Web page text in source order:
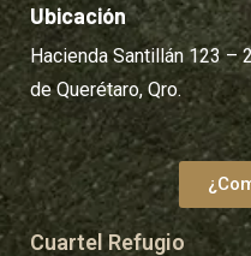
Ubicación
Hacienda Santillán 123 –
de Querétaro, Qro.
Cuartel Refugio